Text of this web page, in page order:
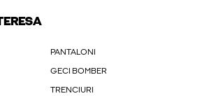
PANTALONI
GECI BOMBER
TRENCIURI